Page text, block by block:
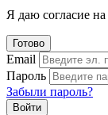
Я даю согласие на
Готово
Email
Пароль
Забыли пароль?
Войти